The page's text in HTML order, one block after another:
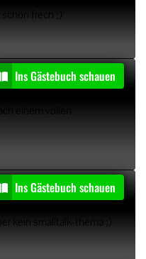
schön frech ;)
kommentiert
Ins Gästebuch schauen
kommentiert
Ins Gästebuch schauen
kein smalltalk-thema ;)